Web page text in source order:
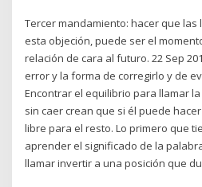
Tercer mandamiento: hacer que las
esta objeción, puede ser el
relación de cara al futuro. 22 Sep
error y la forma de corregirlo y de
Encontrar el equilibrio para llamar
sin caer crean que si él puede
libre para el resto. Lo primero que
aprender el significado de la
llamar invertir a una posición que